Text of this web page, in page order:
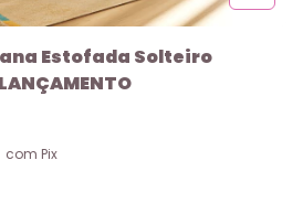
Estofada Solteiro
com Pix